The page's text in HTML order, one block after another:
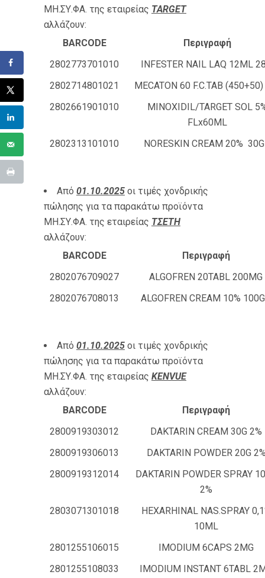
ΜΗ.ΣΥ.ΦΑ. της εταιρείας TARGET
αλλάζουν:
BARCODE
Περιγραφή
2802773701010
INFESTER NAIL LAQ 12ML
2802714801021
MECATON 60 F.C.TAB
2802661901010
MINOXIDIL/TARGET SOL
FLx60ML
2802313101010
NORESKIN CREAM 20%
Από 01.10.2025 οι τιμές χονδρικής
πώλησης για τα παρακάτω προϊόντα
ΜΗ.ΣΥ.ΦΑ. της εταιρείας ΤΣΕΤΗ
αλλάζουν:
BARCODE
Περιγραφή
2802076709027
ALGOFREN 20TABL 200MG
2802076708013
ALGOFREN CREAM 10%
Από 01.10.2025 οι τιμές χονδρικής
πώλησης για τα παρακάτω προϊόντα
ΜΗ.ΣΥ.ΦΑ. της εταιρείας KENVUE
αλλάζουν:
BARCODE
Περιγραφή
2800919303012
DAKTARIN CREAM 30G 2%
2800919306013
DAKTARIN POWDER 20G
2800919312014
DAKTARIN POWDER SPRAY
2%
2803071301018
HEXARHINAL NAS.SPRAY
10ML
2801255106015
IMODIUM 6CAPS 2MG
2801255108033
IMODIUM INSTANT 6TABL